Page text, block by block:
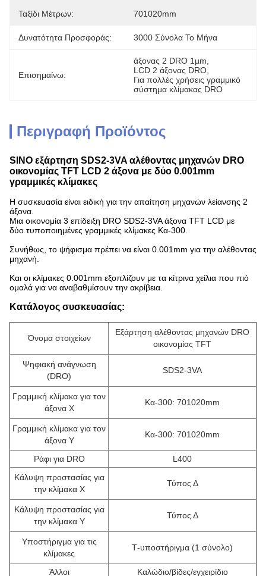
Ταξίδι Μέτρων: 701020mm
Δυνατότητα Προσφοράς: 3000 Σύνολα Το Μήνα
Επισημαίνω:
άξονας 2 DRO 1µm
LCD 2 άξονας DRO
Για πολλές χρήσεις γραμμικό
σύστημα κλίμακας DRO
Περιγραφή Προϊόντος
SINO εξάρτηση SDS2-3VA αλέθοντας μηχανών DRO
οικονομίας TFT LCD 2 άξονα με δύο 0.001mm
γραμμικές κλίμακες
Η συσκευασία είναι ειδική για την απαίτηση μηχανών λείανσης 2
άξονα.
Μια οικονομία 3 επίδειξη DRO SDS2-3VA άξονα TFT LCD με
δύο τυποποιημένες γραμμικές κλίμακες Κα-300.
Συνήθως, το ψήφισμα πρέπει να είναι 0.001mm για την αλέθοντας
μηχανή.
Και οι κλίμακες 0.001mm εξοπλίζουν με τα κίτρινα χείλια που πιό
ομαλά για να αναβαθμίσουν την ακρίβεια.
Κατάλογος συσκευασίας:
Όνομα στοιχείων
Εξάρτηση αλέθοντας μηχανών DRO
οικονομίας TFT
Ψηφιακή ανάγνωση
(DRO)
SDS2-3VA
Γραμμική κλίμακα για τον
άξονα Χ
Κα-300: 701020mm
Γραμμική κλίμακα για τον
άξονα Υ
Κα-300: 701020mm
Ράφι για DRO
L400
Κάλυψη προστασίας για
την κλίμακα Χ
Τύπος Δ
Κάλυψη προστασίας για
την κλίμακα Υ
Τύπος Δ
Υποστήριγμα για τις
κλίμακες
Τ-υποστήριγμα (1 σύνολο)
Άλλοι Καλώδιο/βίδες/εγχειρίδιο